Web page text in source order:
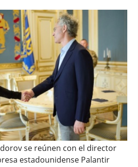
se reúnen con el director
estadounidense Palantir